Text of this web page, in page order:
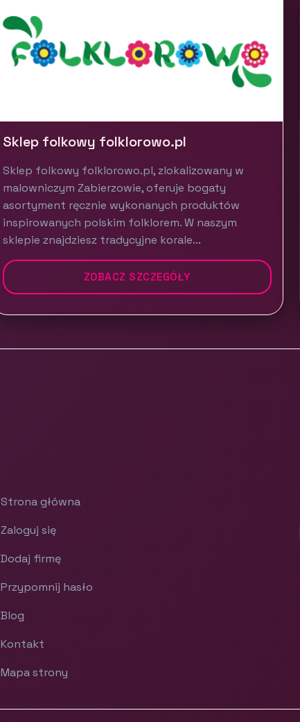
Sklep folkowy folklorowo.pl
Sklep folkowy folklorowo.pl, zlokalizowany w
malowniczym Zabierzowie, oferuje bogaty
asortyment ręcznie wykonanych produktów
inspirowanych polskim folklorem. W naszym
sklepie znajdziesz tradycyjne korale...
ZOBACZ SZCZEGÓŁY
Strona główna
Zaloguj się
Dodaj firmę
Przypomnij hasło
Blog
Kontakt
Mapa strony